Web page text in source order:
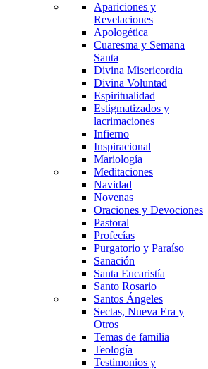
Apariciones y
Revelaciones
Apologética
Cuaresma y Semana
Santa
Divina Misericordia
Divina Voluntad
Espiritualidad
Estigmatizados y
lacrimaciones
Infierno
Inspiracional
Mariología
Meditaciones
Navidad
Novenas
Oraciones y Devociones
Pastoral
Profecías
Purgatorio y Paraíso
Sanación
Santa Eucaristía
Santo Rosario
Santos Ángeles
Sectas, Nueva Era y
Otros
Temas de familia
Teología
Testimonios y